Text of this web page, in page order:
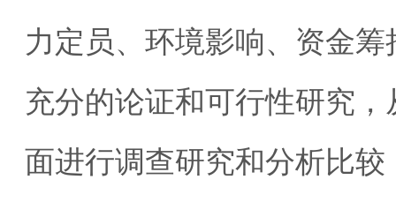
力定员、环境影响、资金
充分的论证和可行性研究
面进行调查研究和分析比